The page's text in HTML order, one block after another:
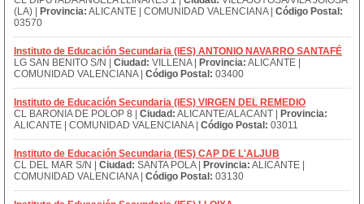
(LA) |
Provincia: ALICANTE | COMUNIDAD VALENCIANA | Código Postal:
03570
Instituto de Educación Secundaria (IES) ANTONIO NAVARRO SANTAFÉ
LG SAN BENITO S/N | Ciudad: VILLENA | Provincia: ALICANTE |
COMUNIDAD VALENCIANA | Código Postal: 03400
Instituto de Educación Secundaria (IES) VIRGEN DEL REMEDIO
CL BARONIA DE POLOP 8 | Ciudad: ALICANTE/ALACANT |
Provincia:
ALICANTE | COMUNIDAD VALENCIANA | Código Postal: 03011
Instituto de Educación Secundaria (IES) CAP DE L'ALJUB
CL DEL MAR S/N | Ciudad: SANTA POLA | Provincia: ALICANTE |
COMUNIDAD VALENCIANA | Código Postal: 03130